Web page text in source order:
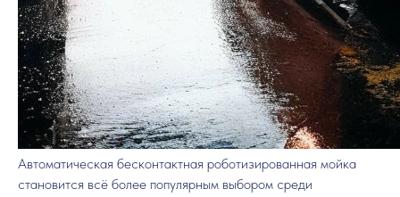
Автоматическая бесконтактная роботизированная мойка
становится всё более популярным выбором среди